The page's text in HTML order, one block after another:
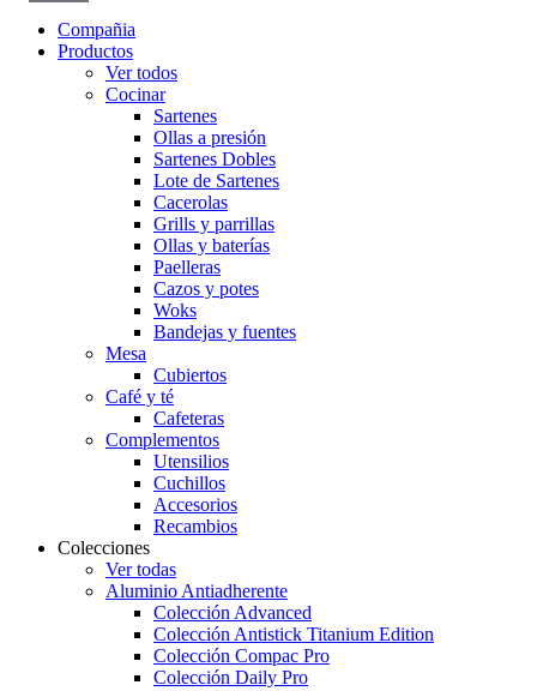
Compañia
Productos
Ver todos
Cocinar
Sartenes
Ollas a presión
Sartenes Dobles
Lote de Sartenes
Cacerolas
Grills y parrillas
Ollas y baterías
Paelleras
Cazos y potes
Woks
Bandejas y fuentes
Mesa
Cubiertos
Café y té
Cafeteras
Complementos
Utensilios
Cuchillos
Accesorios
Recambios
Colecciones
Ver todas
Aluminio Antiadherente
Colección Advanced
Colección Antistick Titanium Edition
Colección Compac Pro
Colección Daily Pro